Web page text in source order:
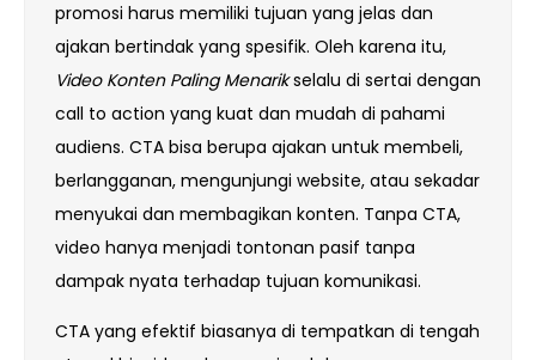
promosi harus memiliki tujuan yang jelas dan
ajakan bertindak yang spesifik. Oleh karena itu,
Video Konten Paling Menarikselalu di sertai dengan
call to action yang kuat dan mudah di pahami
audiens. CTA bisa berupa ajakan untuk membeli,
berlangganan, mengunjungi website, atau sekadar
menyukai dan membagikan konten. Tanpa CTA,
video hanya menjadi tontonan pasif tanpa
dampak nyata terhadap tujuan komunikasi.
CTA yang efektif biasanya di tempatkan di tengah